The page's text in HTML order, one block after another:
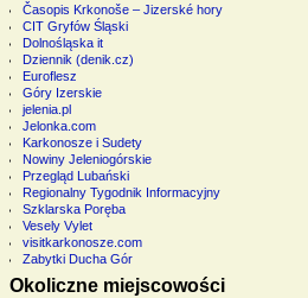
Časopis Krkonoše – Jizerské hory
CIT Gryfów Śląski
Dolnośląska it
Dziennik (denik.cz)
Euroflesz
Góry Izerskie
jelenia.pl
Jelonka.com
Karkonosze i Sudety
Nowiny Jeleniogórskie
Przegląd Lubański
Regionalny Tygodnik Informacyjny
Szklarska Poręba
Vesely Vylet
visitkarkonosze.com
Zabytki Ducha Gór
Okoliczne miejscowości